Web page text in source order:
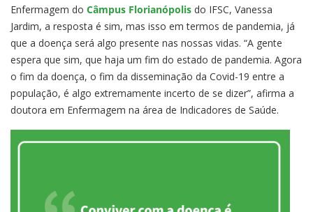
Enfermagem do Câmpus Florianópolis do IFSC, Vanessa
Jardim, a resposta é sim, mas isso em termos de pandemia, já
que a doença será algo presente nas nossas vidas. “A gente
espera que sim, que haja um fim do estado de pandemia. Agora
o fim da doença, o fim da disseminação da Covid-19 entre a
população, é algo extremamente incerto de se dizer”, afirma a
doutora em Enfermagem na área de Indicadores de Saúde.